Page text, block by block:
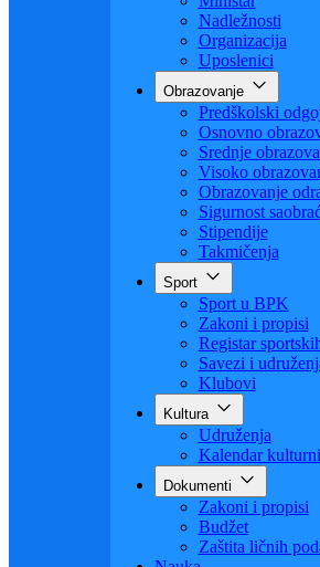
Projekti
Ministarstvo
Ministar
Nadležnosti
Organizacija
Uposlenici
Obrazovanje
Predškolski
Osnovno
Srednje
Visoko
Obrazovanje
Sigurnost
Stipendije
Takmičenja
Sport
Sport u BPK
Zakoni i propisi
Registar
Savezi i udruženja
Klubovi
Udruženja
Kalendar
Dokumenti